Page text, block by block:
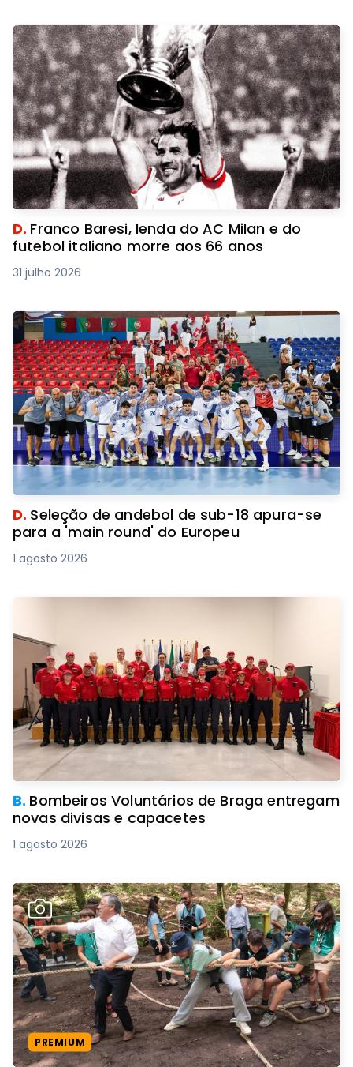
D. Franco Baresi, lenda do AC Milan e do
futebol italiano morre aos 66 anos
31 julho 2026
D. Seleção de andebol de sub-18 apura-se
para a 'main round' do Europeu
1 agosto 2026
B. Bombeiros Voluntários de Braga entregam
novas divisas e capacetes
1 agosto 2026
PREMIUM